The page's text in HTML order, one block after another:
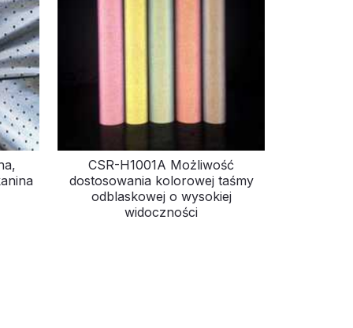
CSR-H1001A Możliwość
dostosowania kolorowej taśmy
odblaskowej o wysokiej
widoczności